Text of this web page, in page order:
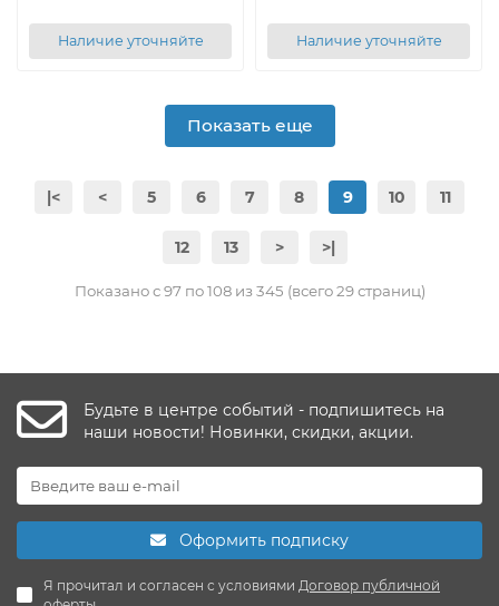
Наличие уточняйте Наличие уточняйте
Показать еще
|< < 5 6 7 8 9 10 11
12 13 > >|
Показано с 97 по 108 из 345 (всего 29 страниц)
Будьте в центре событий - подпишитесь на
наши новости! Новинки, скидки, акции.
Оформить подписку
Я прочитал и согласен с условиями Договор публичной